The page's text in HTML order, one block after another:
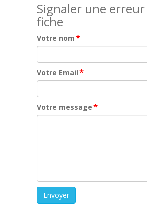
Signaler une erreur
fiche
Votre nom*
Votre Email*
Votre message*